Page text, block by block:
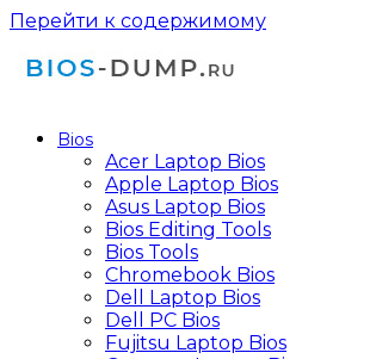
Перейти к содержимому
Bios
Acer Laptop Bios
Apple Laptop Bios
Asus Laptop Bios
Bios Editing Tools
Bios Tools
Chromebook Bios
Dell Laptop Bios
Dell PC Bios
Fujitsu Laptop Bios